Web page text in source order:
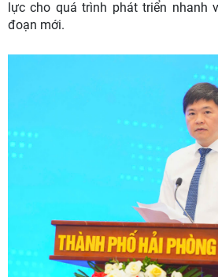
lực cho quá trình phát triển nhanh
đoạn mới.